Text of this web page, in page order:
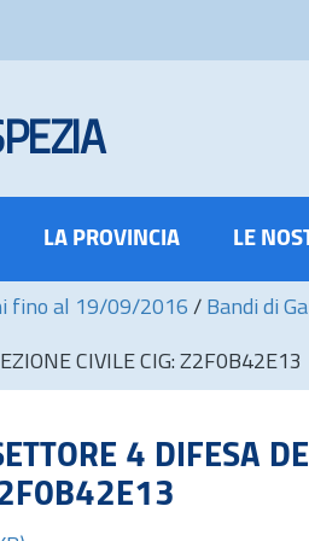
LA PROVINCIA LE
fino al 19/09/2016 / Bandi di
CIVILE CIG: Z2F0B42E13
4 DIFESA